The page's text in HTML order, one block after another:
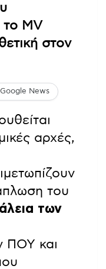
MV
στον
News
αρχές,
του
των
ΠΟΥ και